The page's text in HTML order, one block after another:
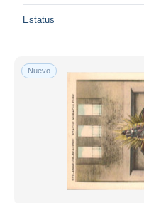
Estatus
Nuevo